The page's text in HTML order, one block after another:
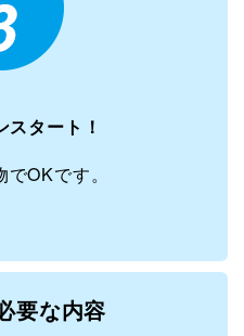
スタート！
OKです。
要な内容